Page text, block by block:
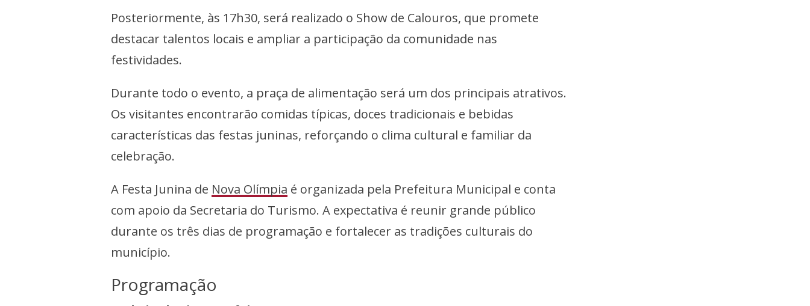
Posteriormente, às 17h30, será realizado o Show de Calouros, que promete
destacar talentos locais e ampliar a participação da comunidade nas
festividades.
Durante todo o evento, a praça de alimentação será um dos principais atrativos.
Os visitantes encontrarão comidas típicas, doces tradicionais e bebidas
características das festas juninas, reforçando o clima cultural e familiar da
celebração.
A Festa Junina de Nova Olímpia é organizada pela Prefeitura Municipal e conta
com apoio da Secretaria do Turismo. A expectativa é reunir grande público
durante os três dias de programação e fortalecer as tradições culturais do
município.
Programação